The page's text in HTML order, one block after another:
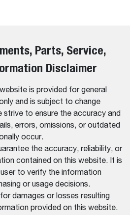
Parts, Service,
Disclaimer
is provided for general
and is subject to change
strive to ensure the accuracy and
errors, omissions, or outdated
occur.
the accuracy, reliability, or
contained on this website. It is
to verify the information
or usage decisions.
damages or losses resulting
provided on this website.